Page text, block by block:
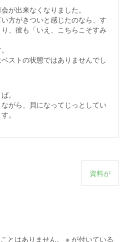
が出来なくなりました。
方がきついと感じたのなら、す
、彼も「いえ、こちらこそすみ
ストの状態ではありませんでし
。
がら、貝になってじっとしてい
。
資料が
とはありません。 ※ が付いている